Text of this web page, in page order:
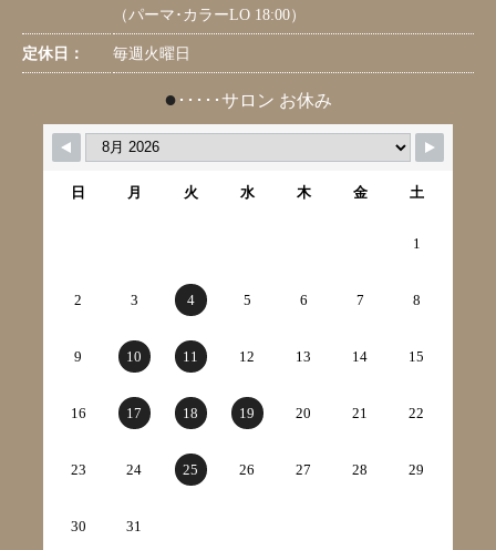
（パーマ･カラーLO 18:00）
定休日： 毎週火曜日
● ･････サロン お休み
日 月 火 水 木 金 土
1
2 3 4 5 6 7 8
9 10 11 12 13 14 15
16 17 18 19 20 21 22
23 24 25 26 27 28 29
30 31